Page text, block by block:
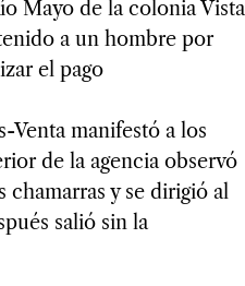
Mayo de la colonia Vista
a un hombre por
el pago
Venta manifestó a los
de la agencia observó
chamarras y se dirigió al
salió sin la